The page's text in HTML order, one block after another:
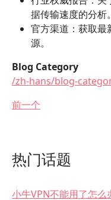
据传输速度的分析。
官方渠道：获取最
源。
Blog Category
/zh-hans/blog-
前一个
热门话题
小牛VPN不能用了怎么